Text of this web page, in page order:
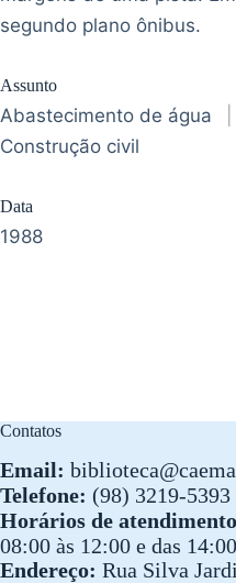
segundo plano ônibus.
Assunto
Abastecimento de água
Construção civil
Data
1988
Contatos
Email:
Telefone: (98) 3219-5393
Horários de
08:00 às 12:00 e das
Endereço: Rua Silva